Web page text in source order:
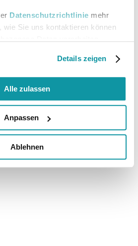
Datenschutzrichtlinie mehr
wie Sie uns kontaktieren können
Details zeigen
Alle zulassen
Anpassen
Ablehnen